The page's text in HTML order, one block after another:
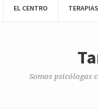
EL CENTRO TERAPIAS
Somos psicólogas